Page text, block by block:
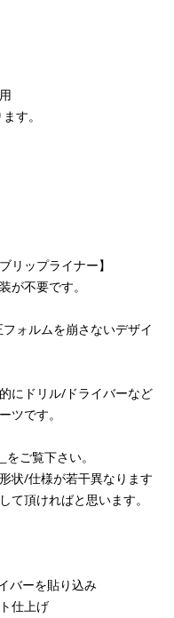
す。
リップライナー】
が不要です。
ォルムを崩さないデザイ
にドリル/ドライバーなど
ツです。
をご覧下さい。
状/仕様が若干異なります
て頂ければと思います。
バーを貼り込み
仕上げ